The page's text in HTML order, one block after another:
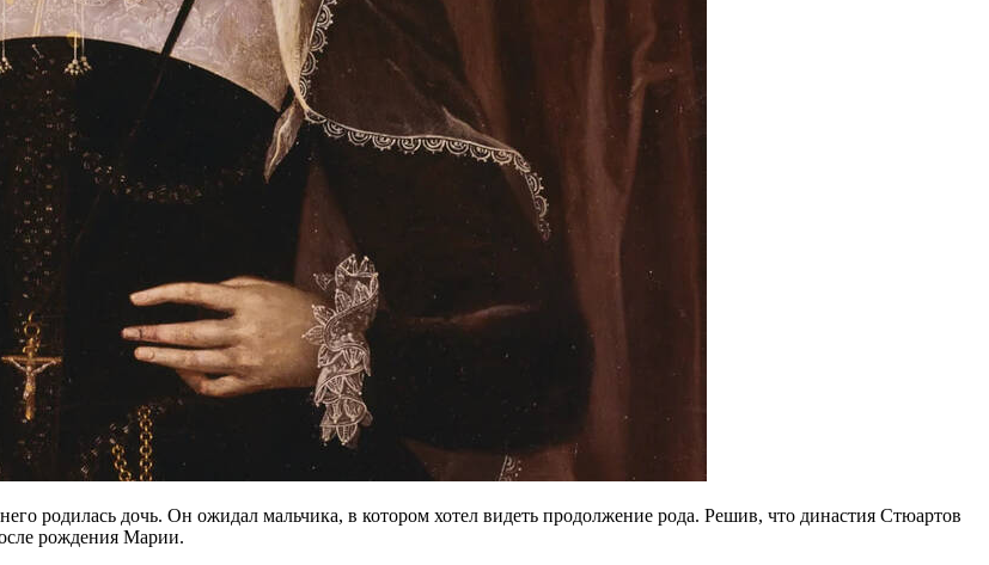
родилась дочь. Он ожидал мальчика, в котором хотел видеть продолжение рода. Решив, что династия Стюартов
рождения Марии.